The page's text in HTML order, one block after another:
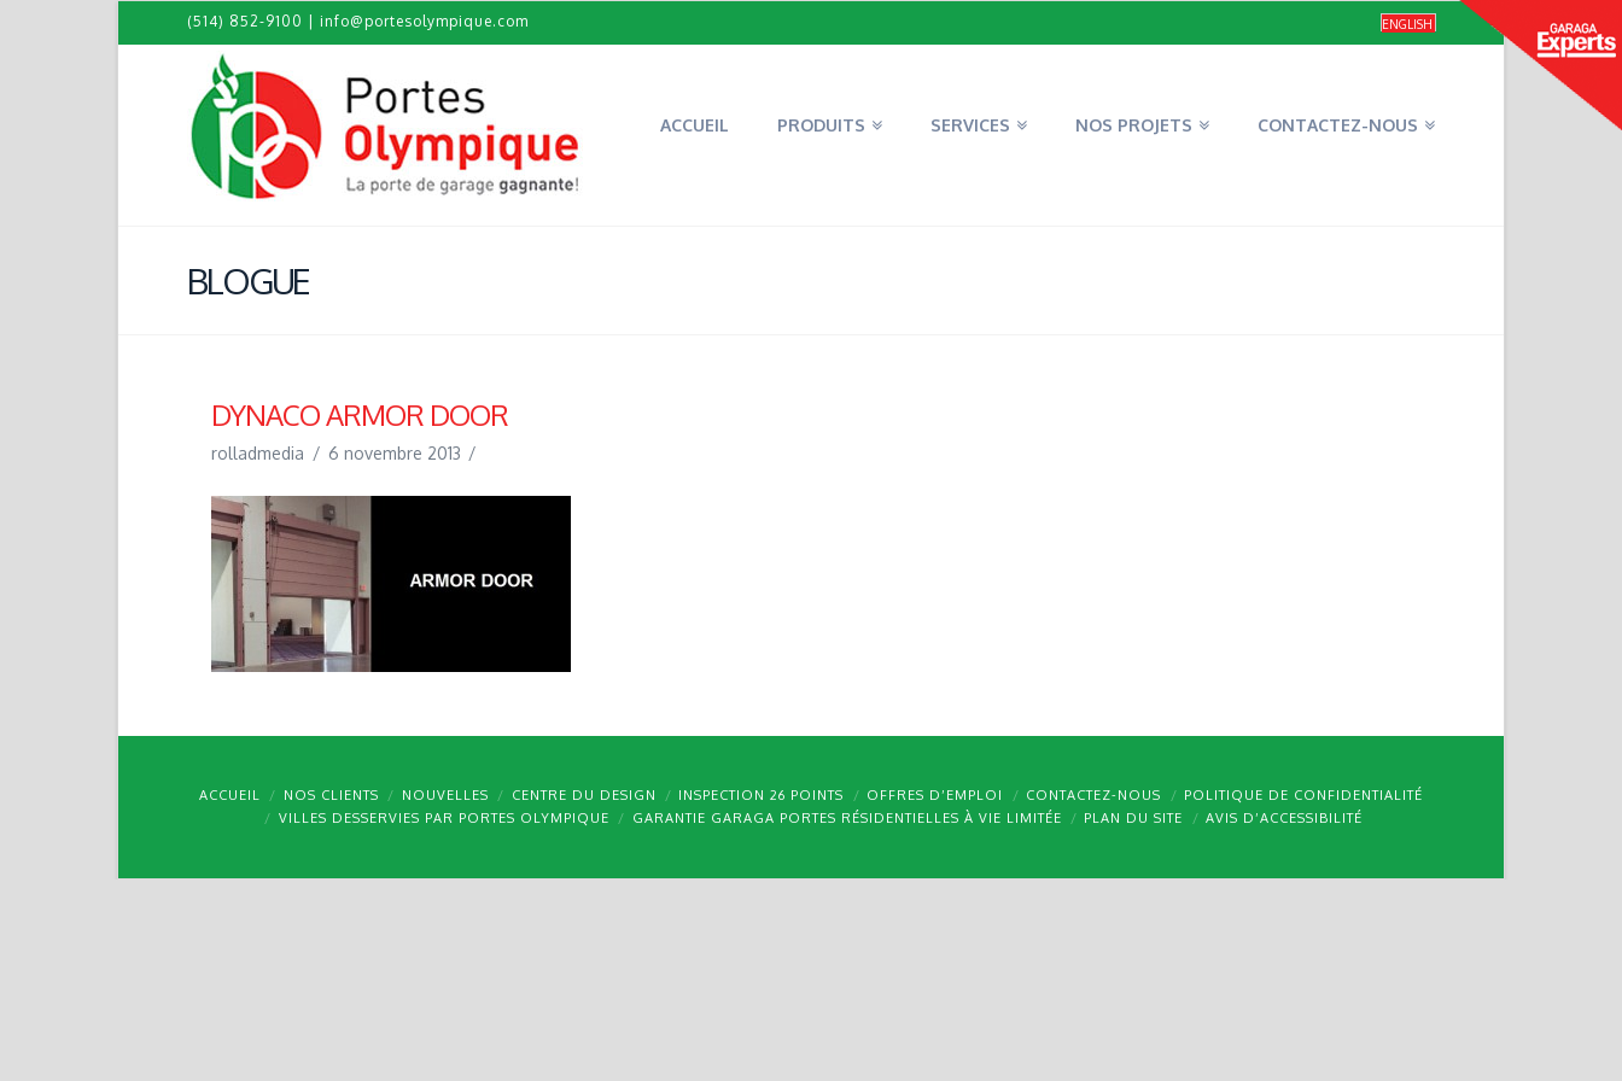
(514) 852-9100 info@portesolympique.com ENGLISH
ACCUEIL PRODUITS SERVICES NOS PROJETS CONTACTEZ-NOUS
BLOGUE
DYNACO ARMOR DOOR
rolladmedia 6 novembre 2013
ACCUEIL NOS CLIENTS NOUVELLES CENTRE DU DESIGN INSPECTION 26 POINTS OFFRES D’EMPLOI CONTACTEZ-NOUS
POLITIQUE DE CONFIDENTIALITÉ
VILLES DESSERVIES PAR PORTES OLYMPIQUE
GARANTIE GARAGA PORTES RÉSIDENTIELLES À VIE LIMITÉE PLAN DU SITE AVIS D’ACCESSIBILITÉ